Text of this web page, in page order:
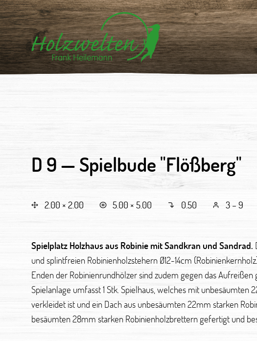
D 9 —Spielbude "Flößberg"
2.00 × 2.00 5.00 × 5.00 0.50 3 – 9
Spielplatz Holzhaus aus Robinie mit Sandkran und Sandrad.
und splintfreien Robinienholzstehern Ø12-14cm
Enden der Robinienrundhölzer sind zudem gegen das
Spielanlage umfasst 1 Stk. Spielhaus, welches mit
verkleidet ist und ein Dach aus unbesäumten 22mm starken
besäumten 28mm starken Robinienholzbrettern gefertigt und